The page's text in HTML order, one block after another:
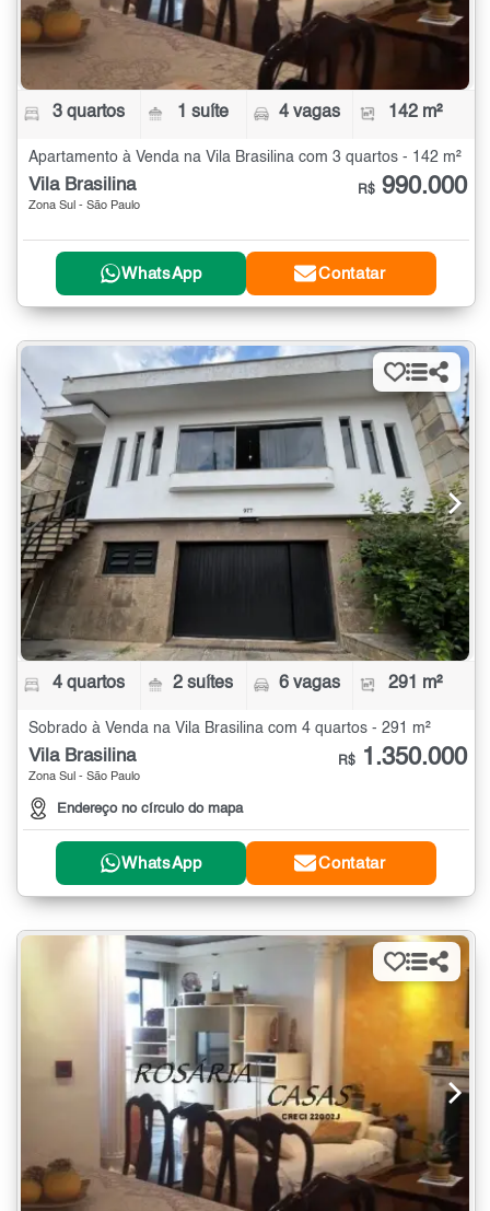
3 quartos 1 suíte 4 vagas 142 m²
Apartamento à Venda na Vila Brasilina com 3 quartos - 142 m²
Vila Brasilina
Zona Sul - São Paulo
R$ 990.000
WhatsApp Contatar
4 quartos 2 suítes 6 vagas 291 m²
Sobrado à Venda na Vila Brasilina com 4 quartos - 291 m²
Vila Brasilina
Zona Sul - São Paulo
Endereço no círculo do mapa
R$ 1.350.000
WhatsApp Contatar